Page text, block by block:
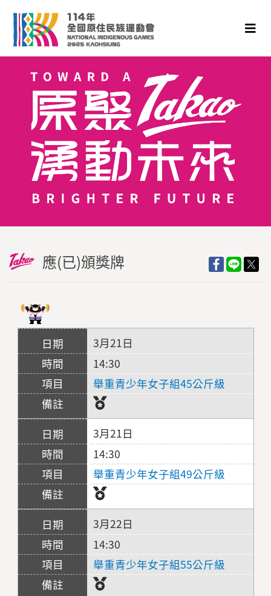
應(已)頒獎牌
3月21日
14:30
舉重青少年女子組45公斤級
3月21日
14:30
舉重青少年女子組49公斤級
3月22日
14:30
舉重青少年女子組55公斤級